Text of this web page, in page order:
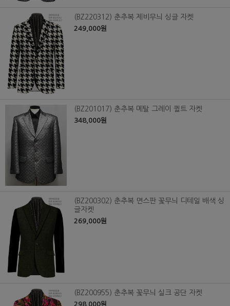
(BZ220312) 춘추복 제비무늬 싱글 자켓
249,000원
(BZ201017) 춘추복 메탈 그레이 퀼트 자켓
348,000원
(BZ200302) 춘추복 면스판 꽃무늬 디테일 배색 싱
글자켓
269,000원
(BZ200955) 춘추복 꽃무늬 실크 공단 자켓
298,000원